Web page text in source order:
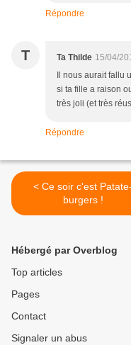
Répondre
T Ta Thilde 15/04/
Il nous aurait fallu
si ta fille a raison
très joli (et très
Répondre
< Ce soir c'est Patate-
burgers !
Hébergé par Overblog
Top articles
Pages
Contact
Signaler un abus